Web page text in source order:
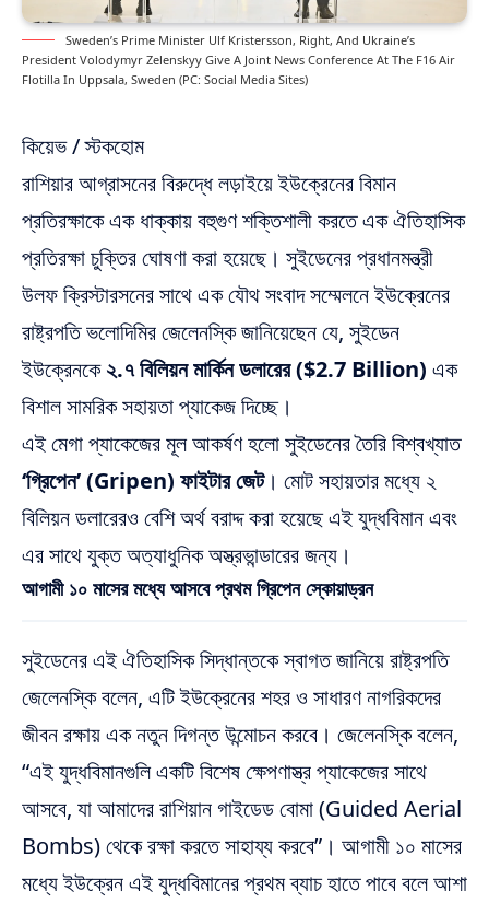
Sweden’s Prime Minister Ulf Kristersson, Right, And Ukraine’s
President Volodymyr Zelenskyy Give A Joint News Conference At The F16 Air
Flotilla In Uppsala, Sweden (PC: Social Media Sites)
কিয়েভ / স্টকহোম
রাশিয়ার আগ্রাসনের বিরুদ্ধে লড়াইয়ে ইউক্রেনের বিমান
প্রতিরক্ষাকে এক ধাক্কায় বহুগুণ শক্তিশালী করতে এক ঐতিহাসিক
প্রতিরক্ষা চুক্তির ঘোষণা করা হয়েছে। সুইডেনের প্রধানমন্ত্রী
উলফ ক্রিস্টারসনের সাথে এক যৌথ সংবাদ সম্মেলনে ইউক্রেনের
রাষ্ট্রপতি ভলোদিমির জেলেনস্কি জানিয়েছেন যে, সুইডেন
ইউক্রেনকে২.৭ বিলিয়ন মার্কিন ডলারের ($2.7 Billion) এক
বিশাল সামরিক সহায়তা প্যাকেজ দিচ্ছে।
এই মেগা প্যাকেজের মূল আকর্ষণ হলো সুইডেনের তৈরি বিশ্বখ্যাত
‘গ্রিপেন’ (Gripen) ফাইটার জেট। মোট সহায়তার মধ্যে ২
বিলিয়ন ডলারেরও বেশি অর্থ বরাদ্দ করা হয়েছে এই যুদ্ধবিমান এবং
এর সাথে যুক্ত অত্যাধুনিক অস্ত্রভান্ডারের জন্য।
আগামী ১০ মাসের মধ্যে আসবে প্রথম গ্রিপেন স্কোয়াড্রন
সুইডেনের এই ঐতিহাসিক সিদ্ধান্তকে স্বাগত জানিয়ে রাষ্ট্রপতি
জেলেনস্কি বলেন, এটি ইউক্রেনের শহর ও সাধারণ নাগরিকদের
জীবন রক্ষায় এক নতুন দিগন্ত উন্মোচন করবে। জেলেনস্কি বলেন,
“এই যুদ্ধবিমানগুলি একটি বিশেষ ক্ষেপণাস্ত্র প্যাকেজের সাথে
আসবে, যা আমাদের রাশিয়ান গাইডেড বোমা (Guided Aerial
Bombs) থেকে রক্ষা করতে সাহায্য করবে”। আগামী ১০ মাসের
মধ্যে ইউক্রেন এই যুদ্ধবিমানের প্রথম ব্যাচ হাতে পাবে বলে আশা